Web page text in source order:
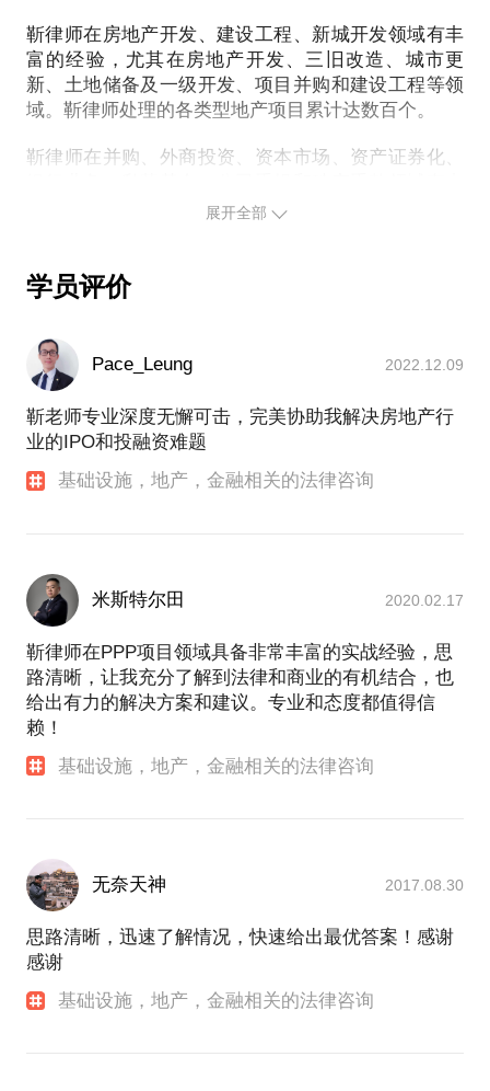
或其他形式的聘用合同。本话题内容及行家观点不代
靳律师在房地产开发、建设工程、新城开发领域有丰
富的经验，尤其在房地产开发、三旧改造、城市更
新、土地储备及一级开发、项目并购和建设工程等领
域。靳律师处理的各类型地产项目累计达数百个。
靳律师在并购、外商投资、资本市场、资产证券化、
展开全部
学员评价
Pace_Leung 2022.12.09
靳老师专业深度无懈可击，完美协助我解决房地产行
业的IPO和投融资难题
基础设施，地产，金融相关的法律咨询
米斯特尔田 2020.02.17
靳律师在PPP项目领域具备非常丰富的实战经验，思
路清晰，让我充分了解到法律和商业的有机结合，也
给出有力的解决方案和建议。专业和态度都值得信
赖！
基础设施，地产，金融相关的法律咨询
无奈天神 2017.08.30
思路清晰，迅速了解情况，快速给出最优答案！感谢
感谢
基础设施，地产，金融相关的法律咨询